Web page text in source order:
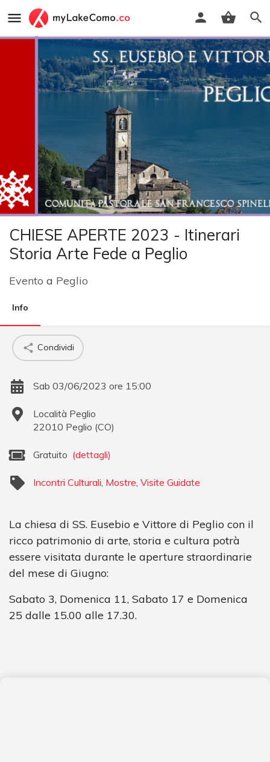
CHIESE APERTE 2023 - Itinerari
Storia Arte Fede a Peglio
Evento a Peglio
Info
Condividi
Sab 03/06/2023 ore 15:00
Località Peglio
22010 Peglio (CO)
Gratuito (dettagli)
Incontri Culturali Mostre Visite Guidate
La chiesa di SS. Eusebio e Vittore di Peglio con il
ricco patrimonio di arte, storia e cultura potrà
essere visitata durante le aperture straordinarie
del mese di Giugno:
Sabato 3, Domenica 11, Sabato 17 e Domenica
25 dalle 15.00 alle 17.30.